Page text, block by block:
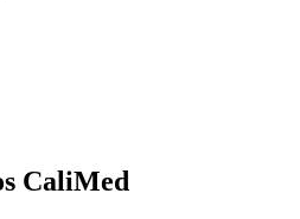
CaliMed